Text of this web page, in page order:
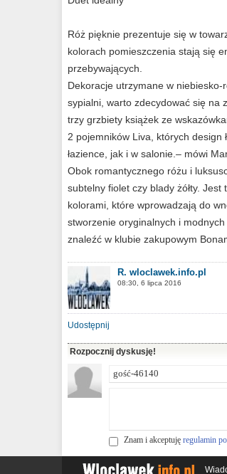
Róż pięknie prezentuje się w
kolorach pomieszczenia stają się
przebywających.
Dekoracje utrzymane w
sypialni, warto zdecydować się na
trzy grzbiety książek ze
2 pojemników Liva, których design
łazience, jak i w salonie.– mówi
Obok romantycznego różu i
subtelny fiolet czy blady żółty.
kolorami, które wprowadzają do
stworzenie oryginalnych i
znaleźć w klubie zakupowym
R. wloclawek.info.pl
08:30, 6 lipca 2016
Udostępnij
Rozpocznij dyskusję!
Znam i akceptuję regulamin